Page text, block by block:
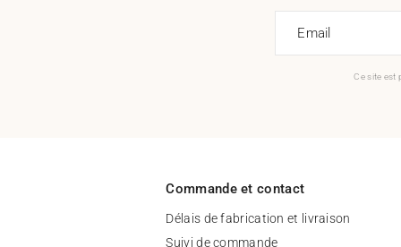
Email
Ce site est
Commande et contact
Délais de fabrication et livraison
Suivi de commande